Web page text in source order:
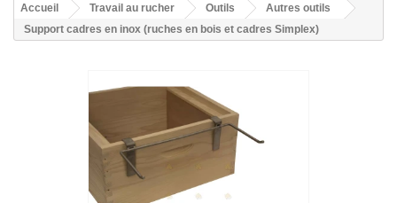
Accueil Travail au rucher Outils
Autres outils
Support cadres en inox (ruches en bois et cadres Simplex)